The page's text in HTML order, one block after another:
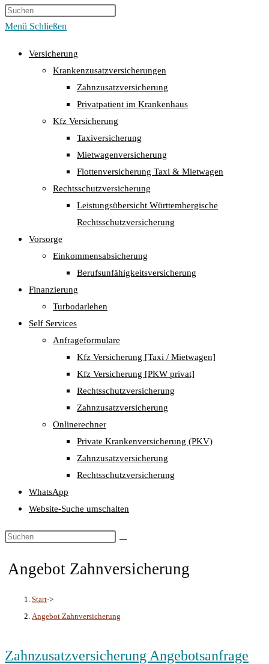
Menü Schließen
Versicherung
Krankenzusatzversicherungen
Zahnzusatzversicherung
Privatpatient im Krankenhaus
Kfz Versicherung
Taxiversicherung
Mietwagenversicherung
Flottenversicherung Taxi & Mietwagen
Rechtsschutzversicherung
Leistungsübersicht Württembergische
Rechtsschutzversicherung
Vorsorge
Einkommensabsicherung
Berufsunfähigkeitsversicherung
Finanzierung
Turbodarlehen
Self Services
Anfrageformulare
Kfz Versicherung [Taxi / Mietwagen]
Kfz Versicherung [PKW privat]
Rechtsschutzversicherung
Zahnzusatzversicherung
Onlinerechner
Private Krankenversicherung (PKV)
Zahnzusatzversicherung
Rechtsschutzversicherung
WhatsApp
Website-Suche umschalten
Angebot Zahnversicherung
Start->
Angebot Zahnversicherung
Zahnzusatzversicherung Angebotsanfrage